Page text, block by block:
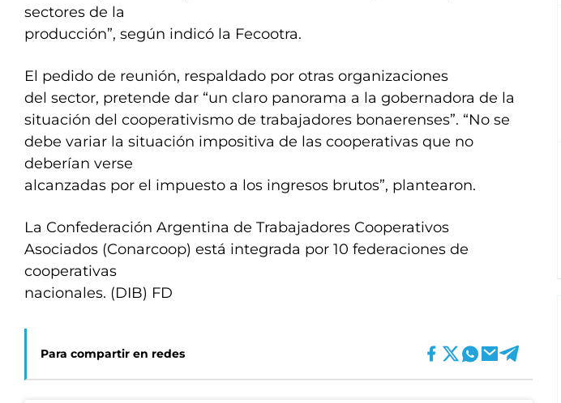
sectores de la
producción”, según indicó la Fecootra.
El pedido de reunión, respaldado por otras organizaciones
del sector, pretende dar “un claro panorama a la gobernadora de la
situación del cooperativismo de trabajadores bonaerenses”. “No se
debe variar la situación impositiva de las cooperativas que no
deberían verse
alcanzadas por el impuesto a los ingresos brutos”, plantearon.
La Confederación Argentina de Trabajadores Cooperativos
Asociados (Conarcoop) está integrada por 10 federaciones de
cooperativas
nacionales. (DIB) FD
Para compartir en redes